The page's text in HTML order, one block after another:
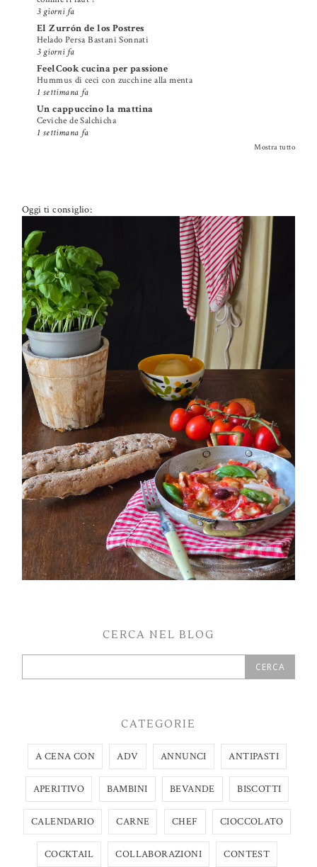
3 giorni fa
El Zurrón de los Postres
Helado Persa Bastani Sonnati
3 giorni fa
FeelCook cucina per passione
Hummus di ceci con zucchine alla menta
1 settimana fa
Un cappuccino la mattina
Ceviche de Salchicha
1 settimana fa
Mostra tutto
Oggi ti consiglio:
PETTI DI POLLO ALLA PIZZAIOLA
CERCA NEL BLOG
CATEGORIE
A CENA CON ADV ANNUNCI ANTIPASTI
APERITIVO BAMBINI BEVANDE BISCOTTI
CALENDARIO CARNE CHEF CIOCCOLATO
COCKTAIL COLLABORAZIONI CONTEST